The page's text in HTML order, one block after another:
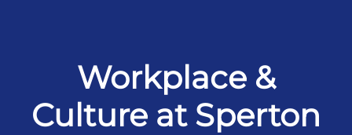
Workplace &
Culture at Sperton